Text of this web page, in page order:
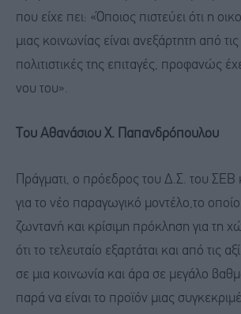
που είχε πει: «Όποιος πιστεύει ότι η
μιας κοινωνίας είναι ανεξάρτητη από
πολιτιστικές της επιταγές, προφανώς
νου του».
Του Aθανάσιου Χ. Παπανδρόπουλου
Πράγματι, ο πρόεδρος του Δ.Σ. του ΣΕΒ
για το νέο παραγωγικό μοντέλο,το
ζωντανή και κρίσιμη πρόκληση για τη
ότι το τελευταίο εξαρτάται και από τις
σε μια κοινωνία και άρα σε μεγάλο
παρά να είναι το προϊόν μιας